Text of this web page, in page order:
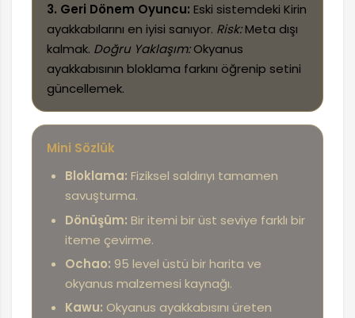
3. Geri Dönem Oyuncu: Eski sistemdeki Kirin
ayakkabılarını en iyisi sanıyor. Risk:Meta dışı
kalmak. Doğru Yaklaşım:Okyanus
ayakkabısının bloklama farkını öğrenip setini
güncellemek.
Mini Sözlük
Bloklama: Fiziksel saldırıyı tamamen
savuşturma.
Dönüşüm: Bir itemi bir üst seviye farklı bir
iteme çevirme.
Ochao: 95 level üstü bir harita ve
okyanus malzemesi kaynağı.
Kawu: Okyanus ayakkabısını üreten